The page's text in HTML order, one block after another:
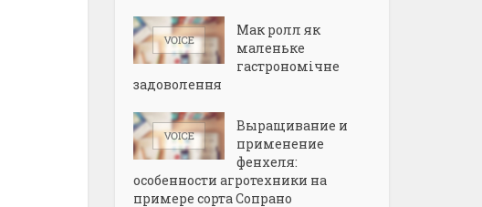
Мак ролл як
маленьке
гастрономічне
задоволення
Выращивание и
применение
фенхеля:
особенности агротехники на
примере сорта Сопрано